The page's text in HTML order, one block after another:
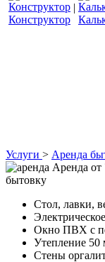
Конструктор
|
Услуги > Аренда
Аренда
бытовку
Стол, лавки,
Окно ПВХ с
Утепление 50
Стены